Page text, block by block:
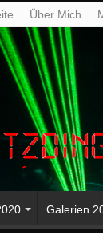
Über Mich
Galerien